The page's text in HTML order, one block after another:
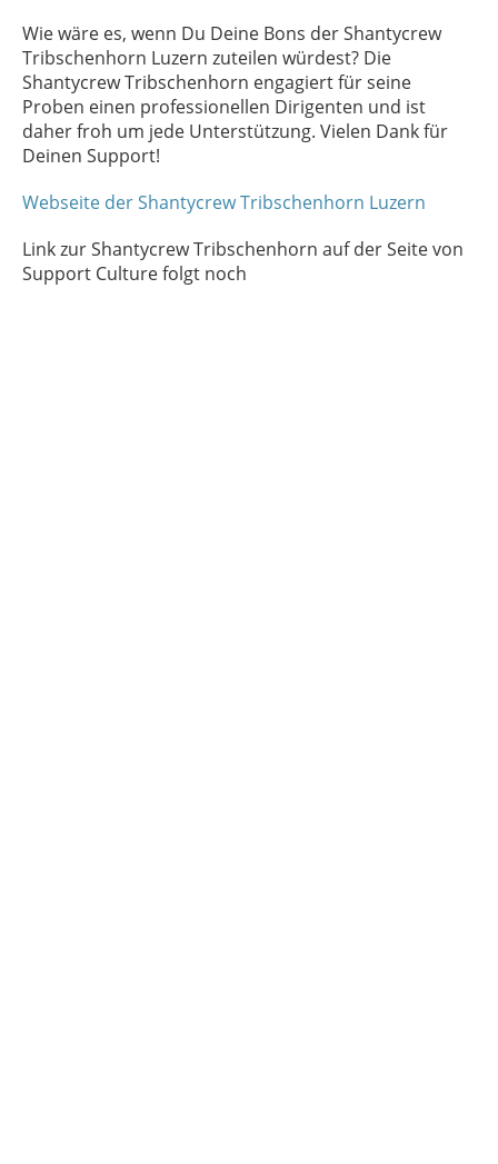
Wie wäre es, wenn Du Deine Bons der Shantycrew
Tribschenhorn Luzern zuteilen würdest? Die
Shantycrew Tribschenhorn engagiert für seine
Proben einen professionellen Dirigenten und ist
daher froh um jede Unterstützung. Vielen Dank für
Deinen Support!
Webseite der Shantycrew Tribschenhorn Luzern
Link zur Shantycrew Tribschenhorn auf der Seite von
Support Culture folgt noch